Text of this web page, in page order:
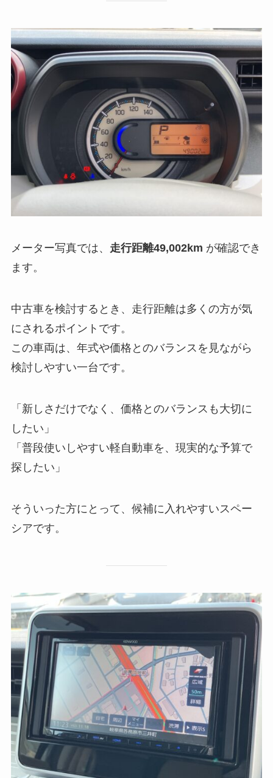
メーター写真では、 走行距離49,002km が確認でき
ます。
中古車を検討するとき、走行距離は多くの方が気
にされるポイントです。
この車両は、年式や価格とのバランスを見ながら
検討しやすい一台です。
「新しさだけでなく、価格とのバランスも大切に
したい」
「普段使いしやすい軽自動車を、現実的な予算で
探したい」
そういった方にとって、候補に入れやすいスペー
シアです。